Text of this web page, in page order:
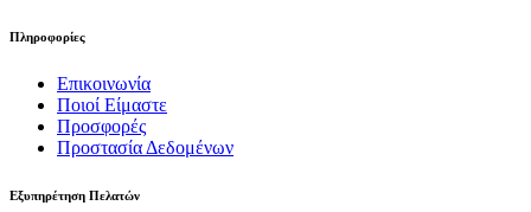
Πληροφορίες
Επικοινωνία
Ποιοί Είμαστε
Προσφορές
Προστασία Δεδομένων
Εξυπηρέτηση Πελατών